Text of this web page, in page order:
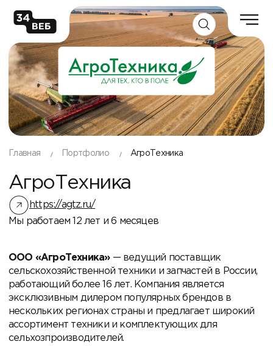
Главная Портфолио АгроТехника
АгроТехника
https://agtz.ru/
Мы работаем 12 лет и 6 месяцев
ООО «АгроТехника»— ведущий поставщик
сельскохозяйственной техники и запчастей в России,
работающий более 16 лет. Компания является
эксклюзивным дилером популярных брендов в
нескольких регионах страны и предлагает широкий
ассортимент техники и комплектующих для
сельхозпроизводителей.